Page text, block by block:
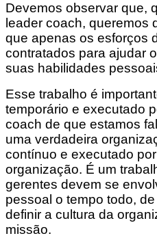
Devemos observar que,
leader coach, queremos
que apenas os esforços
contratados para ajudar
suas habilidades
Esse trabalho é
temporário e executado
coach de que estamos
uma verdadeira
contínuo e executado
organização. É um
gerentes devem se
pessoal o tempo todo,
definir a cultura da
missão.